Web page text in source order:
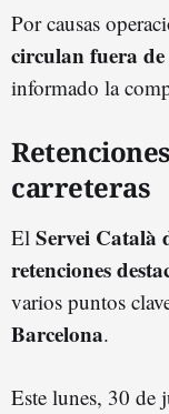
Por causas
circulan fuera
informado la
carreteras
El Servei Català
retenciones
varios puntos
Barcelona.
Este lunes, 30 de